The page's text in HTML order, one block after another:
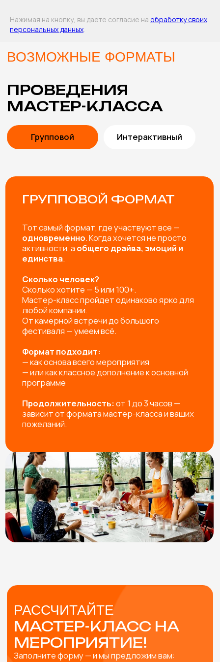
Нажимая на кнопку, вы даете согласие на обработку своих
персональных данных
ВКЛЮЧЕНЫ
В СТОИМОСТЬ
ПОМОЩЬ В ВЫБОРЕ
мероприятия и возраста участников. Либо
разработаем эксклюзивный мастер-класс под вашу
задачу.
ПРОРАБОТКА КОНЦЕПЦИИ
ИНСТРУМЕНТЫ И
МАТЕРИАЛЫ
Привозим все необходимые инструменты и
ВЫЕЗД И РАБОТА МАСТЕРОВ
Профессиональные мастера не только пошагово
расскажут как сделать изделие, но и создадут
яркую творческую атмосферу и обязательно
помогут каждому участнику.
Упаковываем готовые изделия в подарочный пакет
или коробочку, чтобы удобно было нести домой и,
при желании, подарить родным и близким
УБОРКА РАБОЧЕГО МЕСТА
Привозим защитную скатерть, фартуки, перчатки, а
после мероприятия убираем за собой рабочее
пространство